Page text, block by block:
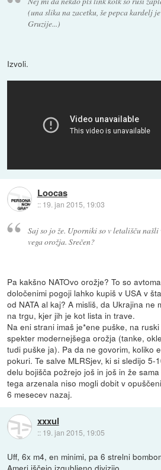
(una slika na zacetku, še pepca kardelj
Gruzije...)
Izvoli.
Loocas
:: 19. jan 2015, 19:03
Saj so jo že. Uporniki so v letališču
vega orožja. Srečen?
Pa kakšno NATOvo orožje? To so
določenimi pogoji lahko kupiš v USA v
od NATA al kaj? A misliš, da Ukrajina ne
na trgu, kjer jih je kot lista in trave.
Na eni strani imaš je*ene puške, na
spekter modernejšega orožja (tanke,
tudi puške ja). Pa da ne govorim, koliko
pokuri. Te salve MLRSjev, ki si sledijo 5-
delu bojišča požrejo još in još in že
tega arzenala niso mogli dobit v
6 mesecev nazaj.
xxxul
:: 19. jan 2015, 19:05
Uff, 6x m4, en minimi, pa 6 strelni
Ameri iščejo izgubljeno divizijo...